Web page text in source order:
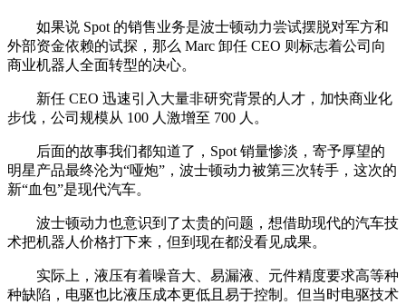
如果说 Spot 的销售业务是波士顿动力尝试摆脱对军方和
外部资金依赖的试探，那么 Marc 卸任 CEO 则标志着公司向
商业机器人全面转型的决心。
新任 CEO 迅速引入大量非研究背景的人才，加快商业化
步伐，公司规模从 100 人激增至 700 人。
后面的故事我们都知道了，Spot 销量惨淡，寄予厚望的
明星产品最终沦为“哑炮”，波士顿动力被第三次转手，这次的
新“血包”是现代汽车。
波士顿动力也意识到了太贵的问题，想借助现代的汽车技
术把机器人价格打下来，但到现在都没看见成果。
实际上，液压有着噪音大、易漏液、元件精度要求高等种
种缺陷，电驱也比液压成本更低且易于控制。但当时电驱技术